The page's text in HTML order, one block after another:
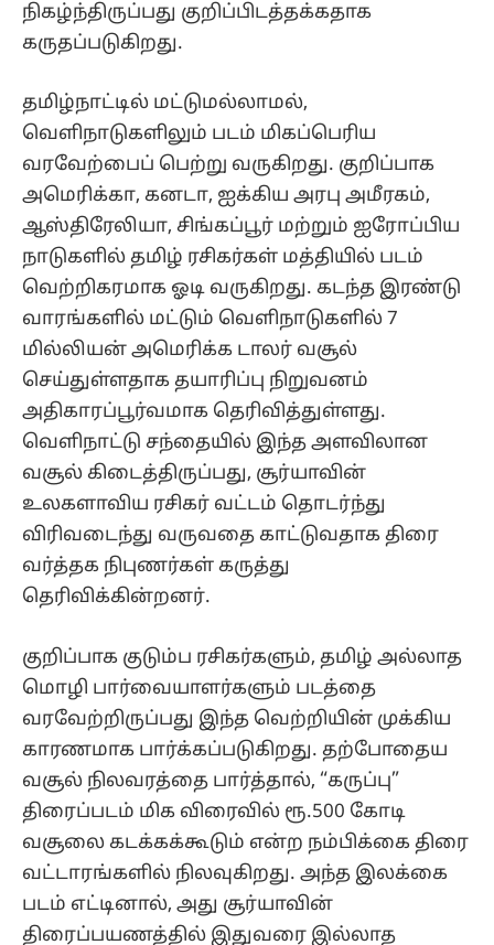
நிகழ்ந்திருப்பது குறிப்பிடத்தக்கதாக
கருதப்படுகிறது.
தமிழ்நாட்டில் மட்டுமல்லாமல்,
வெளிநாடுகளிலும் படம் மிகப்பெரிய
வரவேற்பைப் பெற்று வருகிறது. குறிப்பாக
அமெரிக்கா, கனடா, ஐக்கிய அரபு அமீரகம்,
ஆஸ்திரேலியா, சிங்கப்பூர் மற்றும் ஐரோப்பிய
நாடுகளில் தமிழ் ரசிகர்கள் மத்தியில் படம்
வெற்றிகரமாக ஓடி வருகிறது. கடந்த இரண்டு
வாரங்களில் மட்டும் வெளிநாடுகளில் 7
மில்லியன் அமெரிக்க டாலர் வசூல்
செய்துள்ளதாக தயாரிப்பு நிறுவனம்
அதிகாரப்பூர்வமாக தெரிவித்துள்ளது.
வெளிநாட்டு சந்தையில் இந்த அளவிலான
வசூல் கிடைத்திருப்பது, சூர்யாவின்
உலகளாவிய ரசிகர் வட்டம் தொடர்ந்து
விரிவடைந்து வருவதை காட்டுவதாக திரை
வர்த்தக நிபுணர்கள் கருத்து
தெரிவிக்கின்றனர்.
குறிப்பாக குடும்ப ரசிகர்களும், தமிழ் அல்லாத
மொழி பார்வையாளர்களும் படத்தை
வரவேற்றிருப்பது இந்த வெற்றியின் முக்கிய
காரணமாக பார்க்கப்படுகிறது. தற்போதைய
வசூல் நிலவரத்தை பார்த்தால், “கருப்பு”
திரைப்படம் மிக விரைவில் ரூ.500 கோடி
வசூலை கடக்கக்கூடும் என்ற நம்பிக்கை திரை
வட்டாரங்களில் நிலவுகிறது. அந்த இலக்கை
படம் எட்டினால், அது சூர்யாவின்
திரைப்பயணத்தில் இதுவரை இல்லாத